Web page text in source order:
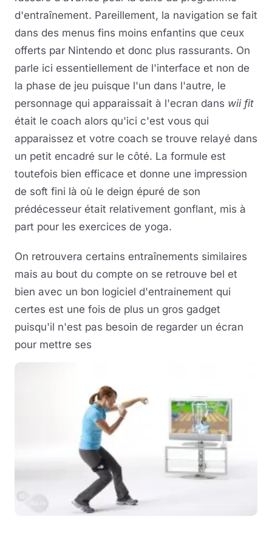
d'entraînement. Pareillement, la navigation se fait
dans des menus fins moins enfantins que ceux
offerts par Nintendo et donc plus rassurants. On
parle ici essentiellement de l'interface et non de
la phase de jeu puisque l'un dans l'autre, le
personnage qui apparaissait à l'ecran dans wii fit
était le coach alors qu'ici c'est vous qui
apparaissez et votre coach se trouve relayé dans
un petit encadré sur le côté. La formule est
toutefois bien efficace et donne une impression
de soft fini là où le deign épuré de son
prédécesseur était relativement gonflant, mis à
part pour les exercices de yoga.
On retrouvera certains entraînements similaires
mais au bout du compte on se retrouve bel et
bien avec un bon logiciel d'entrainement qui
certes est une fois de plus un gros gadget
puisqu'il n'est pas besoin de regarder un écran
pour mettre ses